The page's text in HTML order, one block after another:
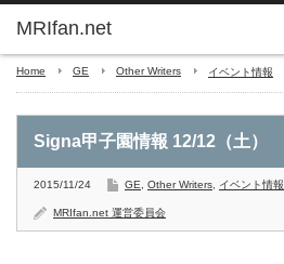
MRIfan.net
Home GE Other Writers イベント情報
Signa甲子園情報 12/12（土）
2015/11/24 GE Other Writers イベント情報
MRIfan.net 運営委員会